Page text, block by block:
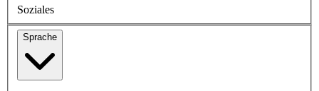
Soziales
Sprache